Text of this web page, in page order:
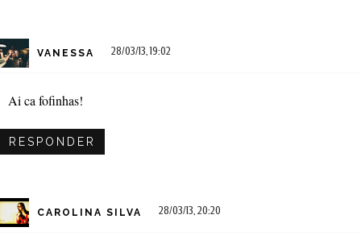
VANESSA 28/03/13, 19:02
Ai ca fofinhas!
RESPONDER
CAROLINA SILVA 28/03/13, 20:20